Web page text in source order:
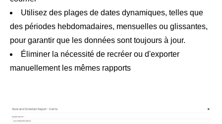
Utilisez des plages de dates dynamiques, telles que
des périodes hebdomadaires, mensuelles ou glissantes,
pour garantir que les données sont toujours à jour.
Éliminer la nécessité de recréer ou d'exporter
manuellement les mêmes rapports